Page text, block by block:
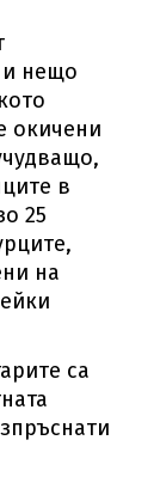
и нещо
окичени
в
25
на
са